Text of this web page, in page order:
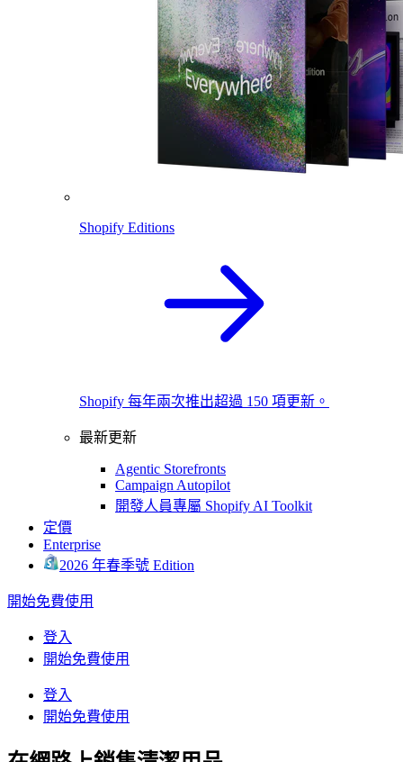
Shopify Editions
Shopify 每年兩次推出超過 150 項更新。
最新更新
Agentic Storefronts
Campaign Autopilot
開發人員專屬 Shopify AI Toolkit
定價
Enterprise
2026 年春季號 Edition
開始免費使用
登入
開始免費使用
登入
開始免費使用